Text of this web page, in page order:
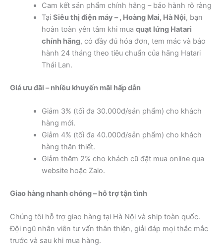
Cam kết sản phẩm chính hãng – bảo hành rõ ràng
Tại Siêu thị điện máy – , Hoàng Mai, Hà Nội, bạn
hoàn toàn yên tâm khi mua quạt lửng Hatari
chính hãng, có đầy đủ hóa đơn, tem mác và bảo
hành 24 tháng theo tiêu chuẩn của hãng Hatari
Thái Lan.
Giá ưu đãi – nhiều khuyến mãi hấp dẫn
Giảm 3% (tối đa 30.000đ/sản phẩm) cho khách
hàng mới.
Giảm 4% (tối đa 40.000đ/sản phẩm) cho khách
hàng thân thiết.
Giảm thêm 2% cho khách cũ đặt mua online qua
website hoặc Zalo.
Giao hàng nhanh chóng – hỗ trợ tận tình
Chúng tôi hỗ trợ giao hàng tại Hà Nội và ship toàn quốc.
Đội ngũ nhân viên tư vấn thân thiện, giải đáp mọi thắc mắc
trước và sau khi mua hàng.